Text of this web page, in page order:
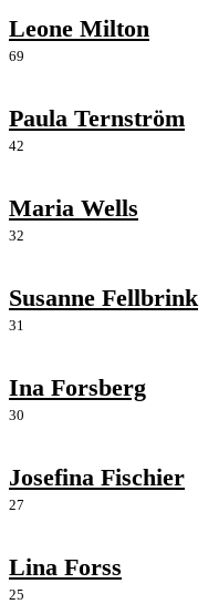
Leone Milton
69
Paula Ternström
42
Maria Wells
32
Susanne Fellbrink
31
Ina Forsberg
30
Josefina Fischier
27
Lina Forss
25